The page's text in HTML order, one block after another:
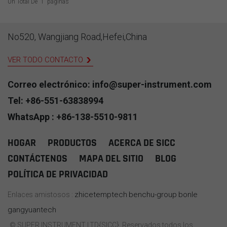
utiliza ampliamente en
campos de vanguardia
industria aeroespacial y la
superconductores. Como el
Fabricante de alambre de
aleación para termopar,
siempre nos enfocamos en
medición de temperatura de
alto rendimiento.
Un Total De 1 Páginas
No520, Wangjiang Road,Hefei,China
VER TODO CONTACTO
Correo electrónico: info@super-instrument.com
Tel: +86-551-63838994
WhatsApp : +86-138-5510-9811
HOGAR PRODUCTOS
ACERCA DE SICC
CONTÁCTENOS
MAPA DEL SITIO
BLOG
POLÍTICA DE PRIVACIDAD
Enlaces amistosos : zhicetemptech benchu-group bonle
gangyuantech
© SUPER INSTRUMENT LTD{SICC}. Reservados todos los